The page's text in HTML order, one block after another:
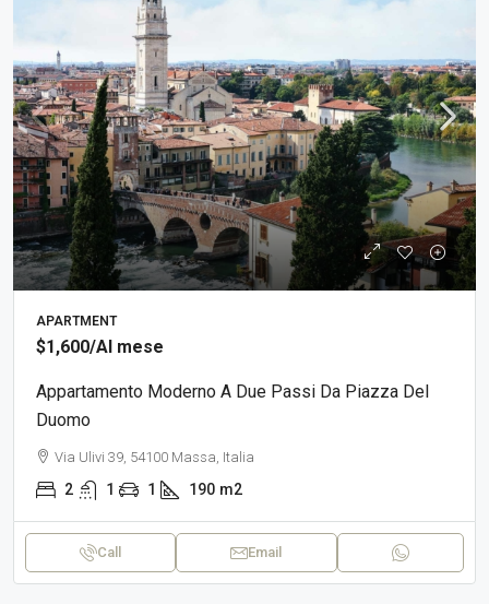
APARTMENT
$1,600/Al mese
Appartamento Moderno A Due Passi Da Piazza Del
Duomo
Via Ulivi 39, 54100 Massa, Italia
2 1 1 190 m2
Call Email